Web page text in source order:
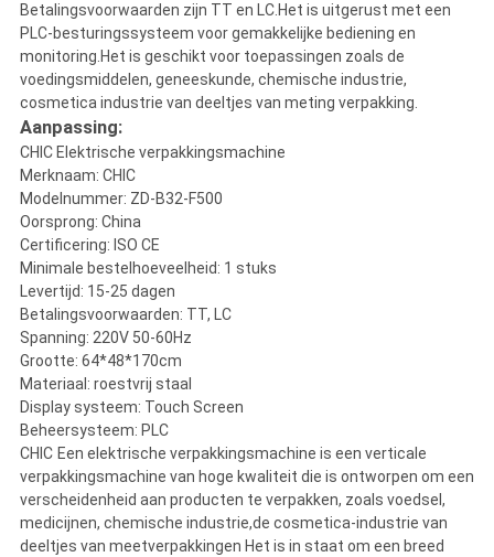
Betalingsvoorwaarden zijn TT en LC.Het is uitgerust met een
PLC-besturingssysteem voor gemakkelijke bediening en
monitoring.Het is geschikt voor toepassingen zoals de
voedingsmiddelen, geneeskunde, chemische industrie,
cosmetica industrie van deeltjes van meting verpakking.
Aanpassing:
CHIC Elektrische verpakkingsmachine
Merknaam: CHIC
Modelnummer: ZD-B32-F500
Oorsprong: China
Certificering: ISO CE
Minimale bestelhoeveelheid: 1 stuks
Levertijd: 15-25 dagen
Betalingsvoorwaarden: TT, LC
Spanning: 220V 50-60Hz
Grootte: 64*48*170cm
Materiaal: roestvrij staal
Display systeem: Touch Screen
Beheersysteem: PLC
CHIC Een elektrische verpakkingsmachine is een verticale
verpakkingsmachine van hoge kwaliteit die is ontworpen om een
verscheidenheid aan producten te verpakken, zoals voedsel,
medicijnen, chemische industrie,de cosmetica-industrie van
deeltjes van meetverpakkingen Het is in staat om een breed